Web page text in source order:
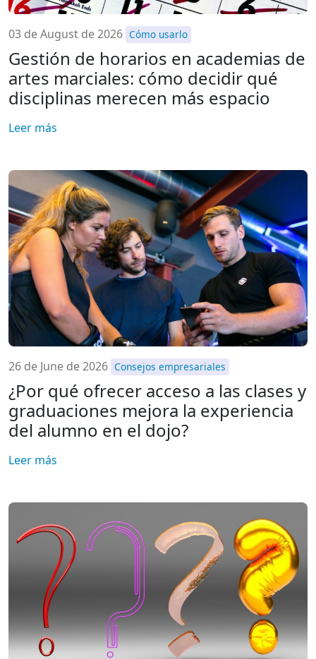
03 de August de 2026 Cómo usarlo
Gestión de horarios en academias de
artes marciales: cómo decidir qué
disciplinas merecen más espacio
Leer más
26 de June de 2026 Consejos empresariales
¿Por qué ofrecer acceso a las clases y
graduaciones mejora la experiencia
del alumno en el dojo?
Leer más